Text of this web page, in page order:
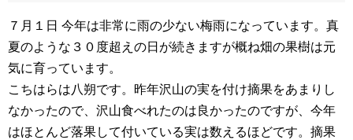
７月１日 今年は非常に雨の少ない梅雨になっています。真
夏のような３０度超えの日が続きますが概ね畑の果樹は元
気に育っています。
こちはらは八朔です。昨年沢山の実を付け摘果をあまりし
なかったので、沢山食べれたのは良かったのですが、今年
はほとんど落果して付いている実は数えるほどです。摘果